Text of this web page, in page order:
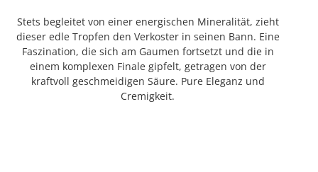
Stets begleitet von einer energischen Mineralität, zieht
dieser edle Tropfen den Verkoster in seinen Bann. Eine
Faszination, die sich am Gaumen fortsetzt und die in
einem komplexen Finale gipfelt, getragen von der
kraftvoll geschmeidigen Säure. Pure Eleganz und
Cremigkeit.